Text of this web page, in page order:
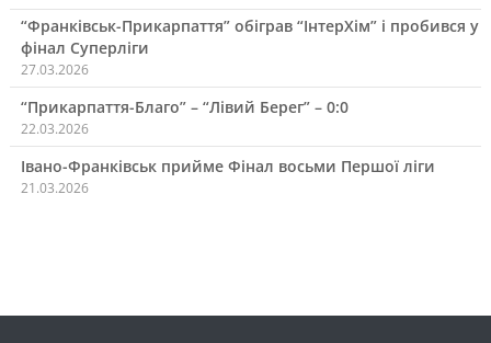
“Франківськ-Прикарпаття” обіграв “ІнтерХім” і пробився у
фінал Суперліги
27.03.2026
“Прикарпаття-Благо” – “Лівий Берег” – 0:0
22.03.2026
Івано-Франківськ прийме Фінал восьми Першої ліги
21.03.2026